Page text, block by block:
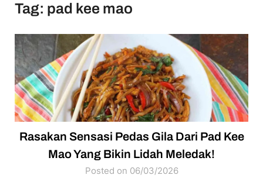
Tag: pad kee mao
Rasakan Sensasi Pedas Gila Dari Pad Kee
Mao Yang Bikin Lidah Meledak!
Posted on 06/03/2026